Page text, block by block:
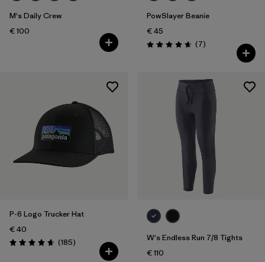
M's Daily Crew
€ 100
PowSlayer Beanie
€ 45
Puntuación: 4.7 / 5
(7Reseñas
)
P-6 Logo Trucker Hat
€ 40
Puntuación: 4.7 / 5
(185Reseñas
)
W's Endless Run 7/8 Tights
€ 110